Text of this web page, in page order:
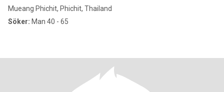
Mueang Phichit, Phichit, Thailand
Söker: Man 40 - 65